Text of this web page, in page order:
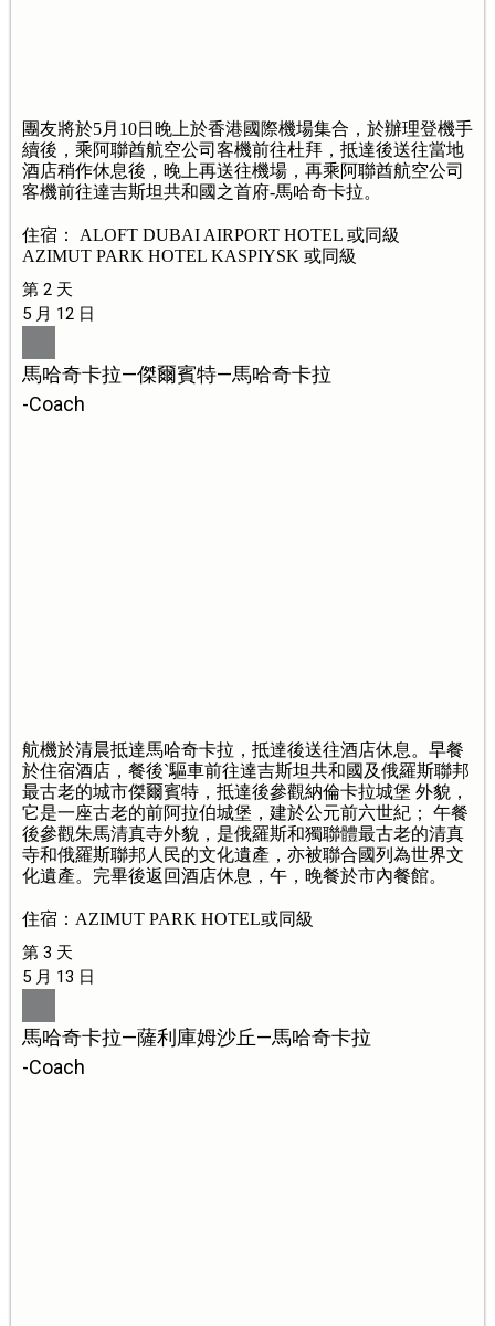
團友將於5月10日晚上於香港國際機場集合，於辦理登機手
續後，乘阿聯酋航空公司客機前往杜拜，抵達後送往當地
酒店稍作休息後，晚上再送往機場，再乘阿聯酋航空公司
客機前往達吉斯坦共和國之首府-馬哈奇卡拉。
住宿： ALOFT DUBAI AIRPORT HOTEL 或同級
AZIMUT PARK HOTEL KASPIYSK 或同級
第 2 天
5 月 12 日
馬哈奇卡拉—傑爾賓特—馬哈奇卡拉
-Coach
航機於清晨抵達馬哈奇卡拉，抵達後送往酒店休息。早餐
於住宿酒店，餐後`驅車前往達吉斯坦共和國及俄羅斯聯邦
最古老的城市傑爾賓特，抵達後參觀納倫卡拉城堡 外貌，
它是一座古老的前阿拉伯城堡，建於公元前六世紀； 午餐
後參觀朱馬清真寺外貌，是俄羅斯和獨聯體最古老的清真
寺和俄羅斯聯邦人民的文化遺產，亦被聯合國列為世界文
化遺產。完畢後返回酒店休息，午，晚餐於市內餐館。
住宿：AZIMUT PARK HOTEL或同級
第 3 天
5 月 13 日
馬哈奇卡拉—薩利庫姆沙丘—馬哈奇卡拉
-Coach